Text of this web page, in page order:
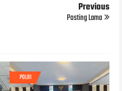
Previous
Posting Lama
POLRI